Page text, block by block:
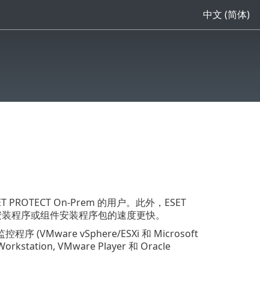
中文 (简体)
PROTECT On-Prem 的用户。此外，ESET
程序或组件安装程序包的速度更快。
控程序 (VMware vSphere/ESXi 和 Microsoft
VMware Player 和 Oracle